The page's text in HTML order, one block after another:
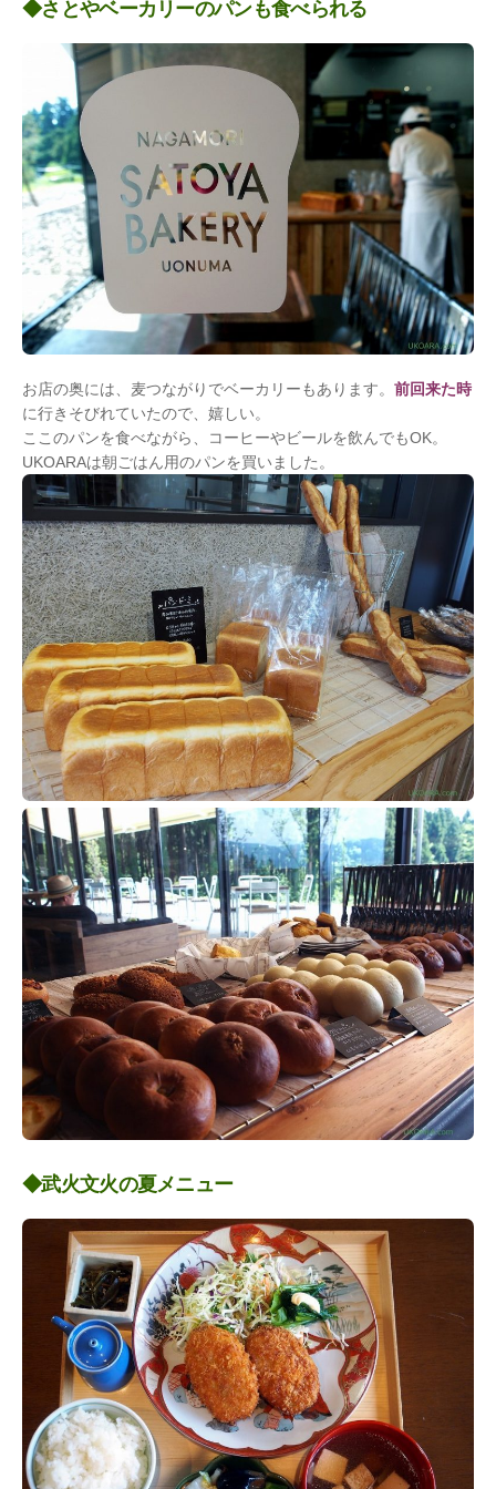
◆さとやベーカリーのパンも食べられる
お店の奥には、麦つながりでベーカリーもあります。 前回来た時
に行きそびれていたので、嬉しい。
ここのパンを食べながら、コーヒーやビールを飲んでもOK。
UKOARAは朝ごはん用のパンを買いました。
◆武火文火の夏メニュー